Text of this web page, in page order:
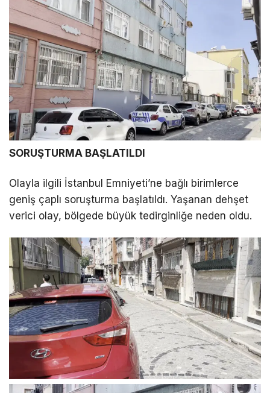
SORUŞTURMA BAŞLATILDI
Olayla ilgili İstanbul Emniyeti’ne bağlı birimlerce
geniş çaplı soruşturma başlatıldı. Yaşanan dehşet
verici olay, bölgede büyük tedirginliğe neden oldu.